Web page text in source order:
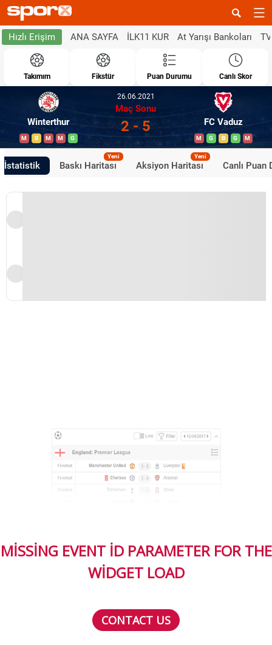
Hızlı Erişim ANA SAYFA İLK11 KUR At Yarışı Bankoları
Takımım Fikstür Puan Durumu Canlı Skor
Winterthur
M B M M G
26.06.2021
Maç Sonu
2 - 5 FC Vaduz
M G B G M
İstatistik Baskı Haritası
Yeni
Aksiyon Haritası
Yeni
Canlı Puan
MISSING EVENT ID PARAMETER FOR THE
WIDGET LOAD
CONTACT US